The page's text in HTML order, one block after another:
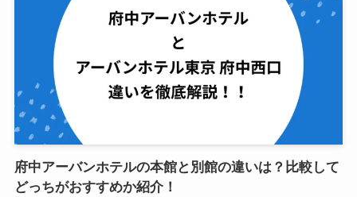
府中アーバンホテルの本館と別館の違いは？比較して
どっちがおすすめか紹介！